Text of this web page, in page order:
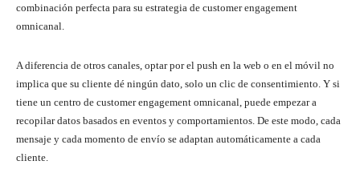
combinación perfecta para su estrategia de customer engagement
omnicanal.
A diferencia de otros canales, optar por el push en la web o en el móvil no
implica que su cliente dé ningún dato, solo un clic de consentimiento. Y si
tiene un centro de customer engagement omnicanal, puede empezar a
recopilar datos basados en eventos y comportamientos. De este modo, cada
mensaje y cada momento de envío se adaptan automáticamente a cada
cliente.